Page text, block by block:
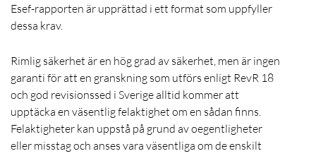
Esef-rapporten är upprättad i ett format som uppfyller
dessa krav.
Rimlig säkerhet är en hög grad av säkerhet, men är ingen
garanti för att en granskning som utförs enligt RevR 18
och god revisionssed i Sverige alltid kommer att
upptäcka en väsentlig felaktighet om en sådan finns.
Felaktigheter kan uppstå på grund av oegentligheter
eller misstag och anses vara väsentliga om de enskilt